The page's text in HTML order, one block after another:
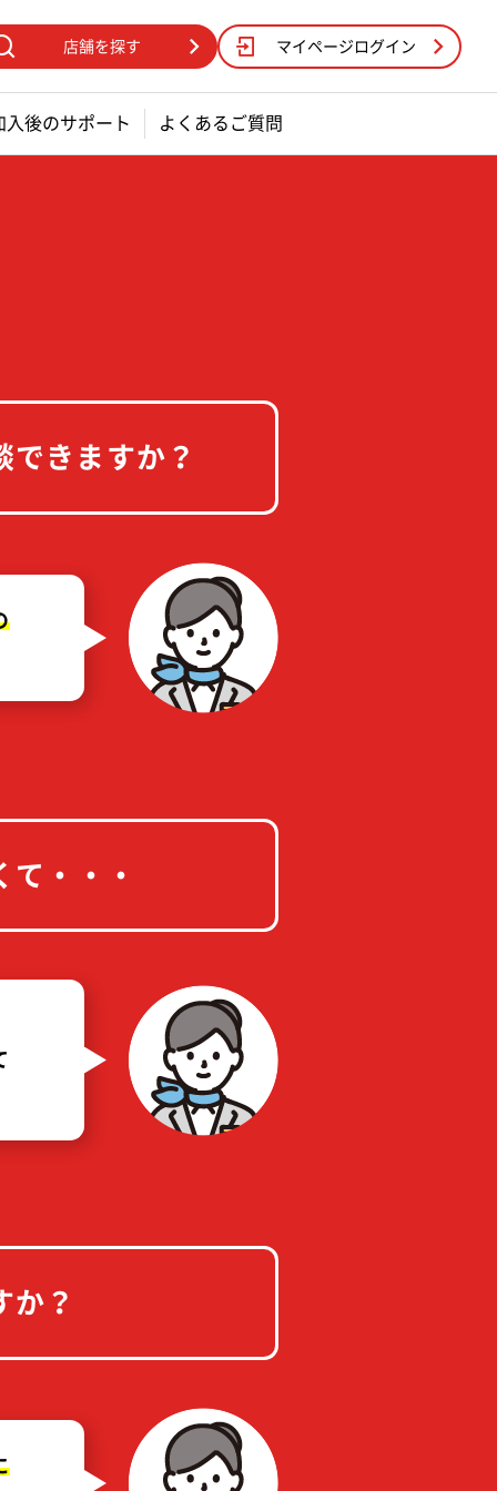
店舗を探す マイページログイン
入後のサポート よくあるご質問
きますか？
・・・
か？